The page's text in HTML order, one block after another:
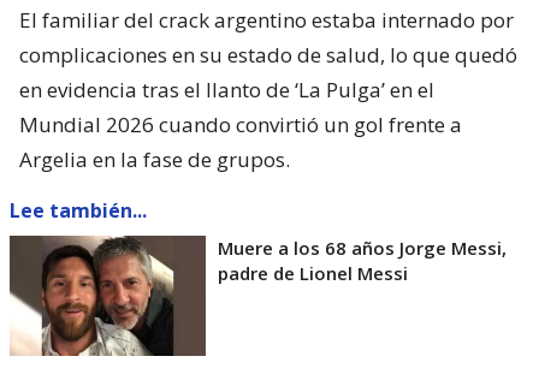
El familiar del crack argentino estaba internado por
complicaciones en su estado de salud, lo que quedó
en evidencia tras el llanto de ‘La Pulga’ en el
Mundial 2026 cuando convirtió un gol frente a
Argelia en la fase de grupos.
Lee también...
Muere a los 68 años Jorge Messi,
padre de Lionel Messi